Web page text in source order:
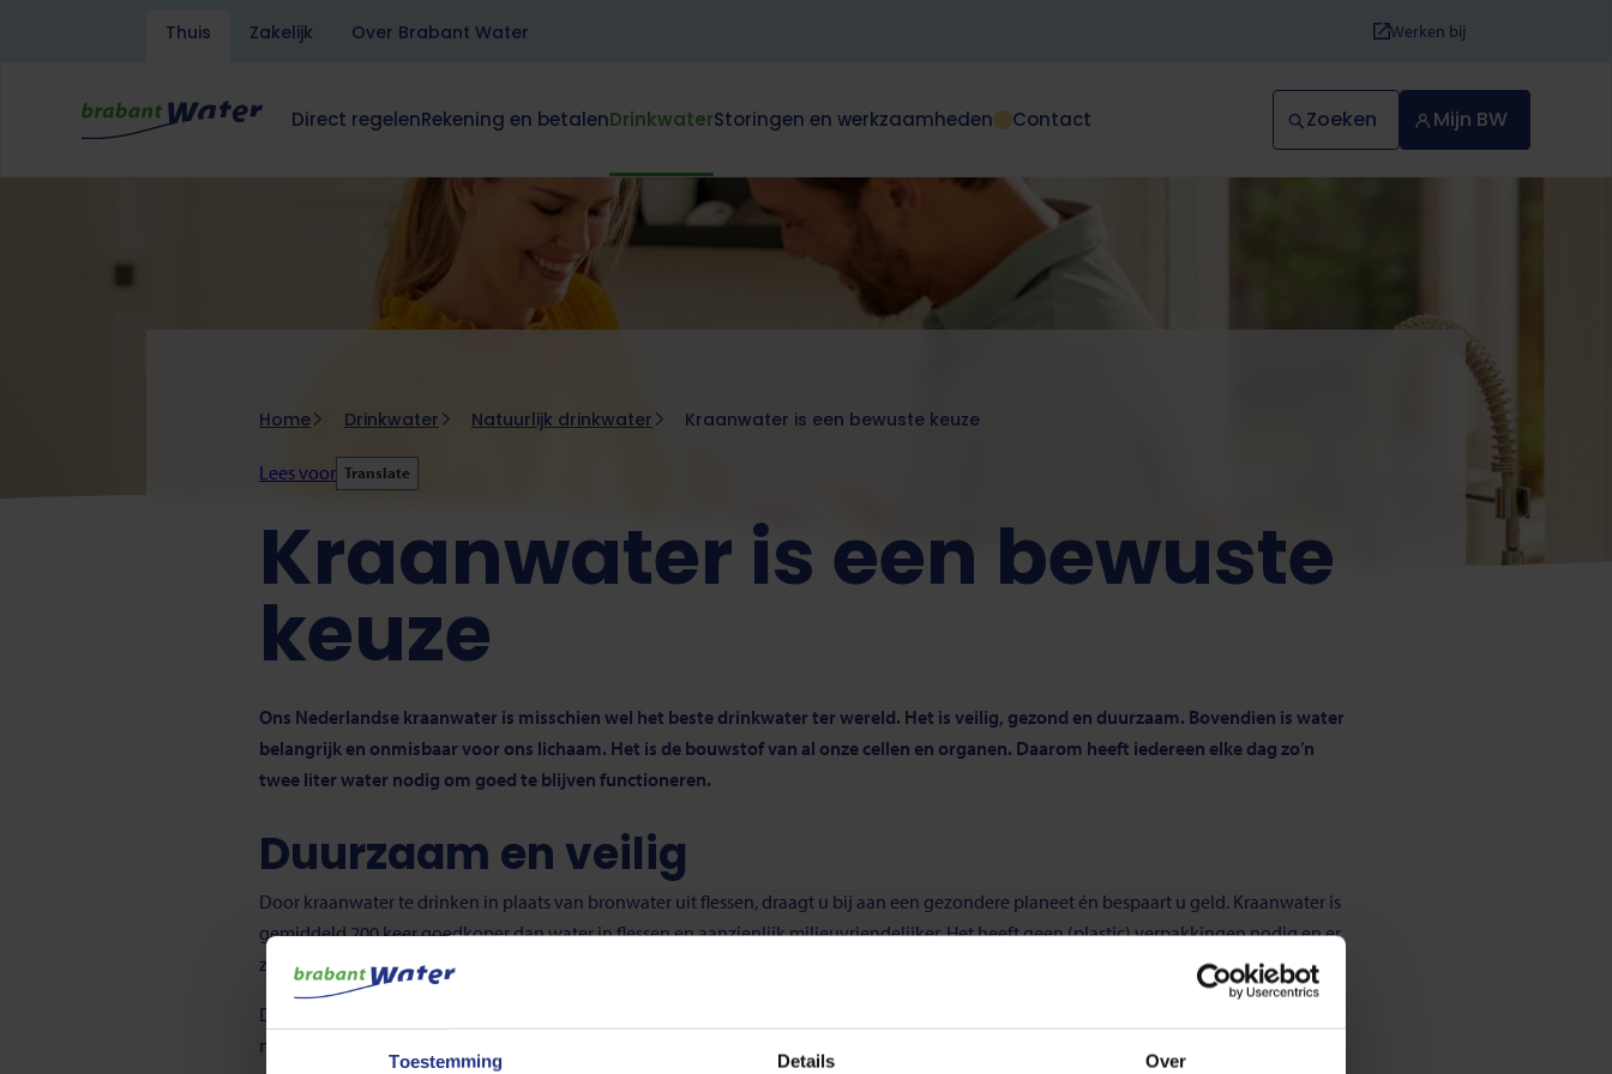
Toestemming Details Over
Hoofdnavigatie Direct regelen
Dit
Rekening en betalen
Dit
deze
subnavigatie
of
Drinkwater
Dit
deze
subnavigatie
open
dicht.
Storingen en werkzaamheden Contact
Thuis Zakelijk Over Brabant Water Werken bij
Zoeken Mijn BW
Kruimelpad
Home Drinkwater Natuurlijk drinkwater Kraanwater is een bewuste keuze
Lees voor Translate
Kraanwater is een bewuste
keuze
Ons Nederlandse kraanwater is misschien wel het beste drinkwater ter wereld. Het is veilig, gezond en duurzaam. Bovendien is water
belangrijk en onmisbaar voor ons lichaam. Het is de bouwstof van al onze cellen en organen. Daarom heeft iedereen elke dag zo’n
twee liter water nodig om goed te blijven functioneren.
Duurzaam en veilig
Door kraanwater te drinken in plaats van bronwater uit flessen, draagt u bij aan een gezondere planeet én bespaart u geld. Kraanwater is
gemiddeld 200 keer goedkoper dan water in flessen en aanzienlijk milieuvriendelijker. Het heeft geen (plastic) verpakkingen nodig en er
zijn geen vrachtwagens nodig voor transport.
Daarbij zijn de kwaliteitseisen voor kraanwater in Nederland strenger dan die voor bronwater. Dus door te kiezen voor kraanwater kiest u
niet alleen voor uzelf, maar ook voor een duurzame toekomst.